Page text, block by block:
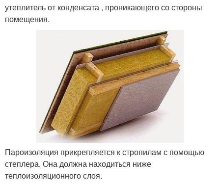
утеплитель от конденсата , проникающего со стороны
помещения.
Пароизоляция прикрепляется к стропилам с помощью
степлера. Она должна находиться ниже
теплоизоляционного слоя.